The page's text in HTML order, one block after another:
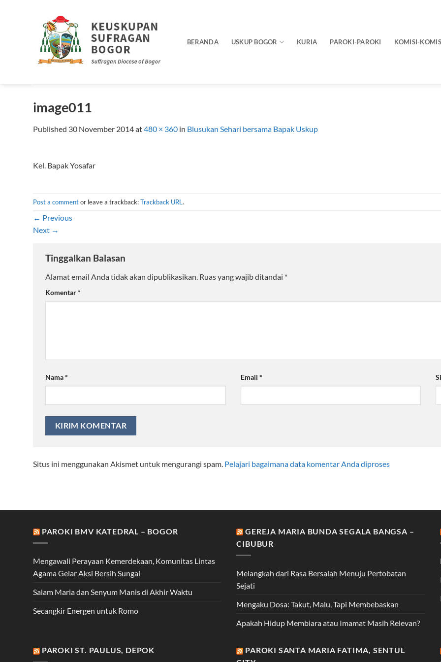
BERANDA USKUP BOGOR KURIA PAROKI-PAROKI KOMISI-
image011
Published 30 November 2014at480 × 360 in Blusukan Sehari bersama Bapak Uskup
Kel. Bapak Yosafar
Post a commentor leave a trackback:Trackback URL.
← Previous
Next →
Tinggalkan Balasan
Alamat email Anda tidak akan dipublikasikan. Ruas yang wajib ditandai *
Komentar*
Nama* Email *
Situs ini menggunakan Akismet untuk mengurangi spam. Pelajari bagaimana data komentar Anda diproses
PAROKI BMV KATEDRAL – BOGOR
Mengawali Perayaan Kemerdekaan, Komunitas Lintas
Agama Gelar Aksi Bersih Sungai
Salam Maria dan Senyum Manis di Akhir Waktu
Secangkir Energen untuk Romo
GEREJA MARIA BUNDA SEGALA BANGSA –
CIBUBUR
Melangkah dari Rasa Bersalah Menuju Pertobatan
Sejati
Mengaku Dosa: Takut, Malu, Tapi Membebaskan
Apakah Hidup Membiara atau Imamat Masih Relevan?
PAROKI ST. PAULUS, DEPOK
PAROKI SANTA MARIA FATIMA, SENTUL